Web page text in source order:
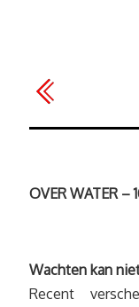
OVER WATER –
Wachten kan
Recent